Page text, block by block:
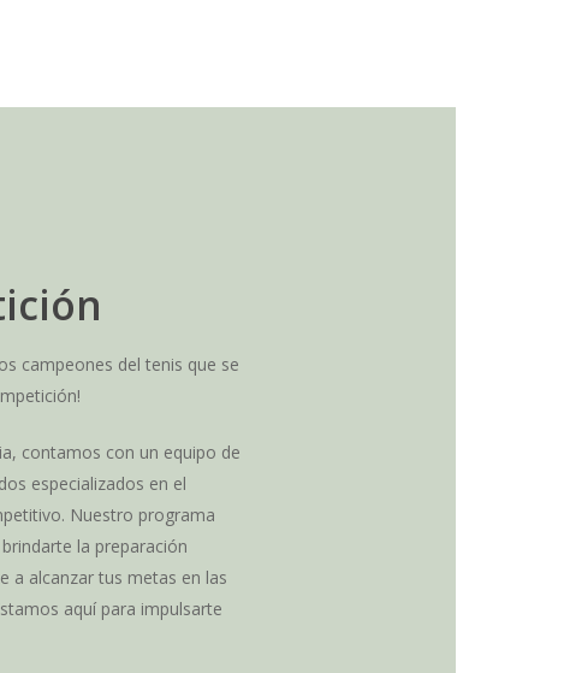
campeones del tenis que se
contamos con un equipo de
especializados en el
Nuestro programa
la preparación
a alcanzar tus metas en las
aquí para impulsarte